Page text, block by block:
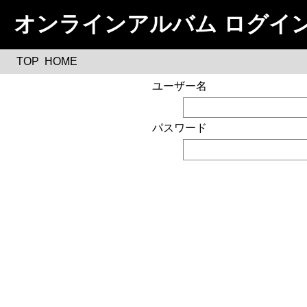
オンラインアルバム ログイ
TOP HOME
ユーザー名
パスワード